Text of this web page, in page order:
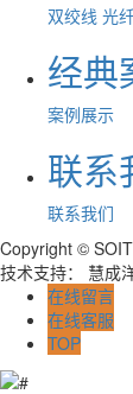
双绞线 光
经典
案例展示
联系
联系我们
Copyright ©
技术支持： 慧成
在线留言
在线客服
TOP